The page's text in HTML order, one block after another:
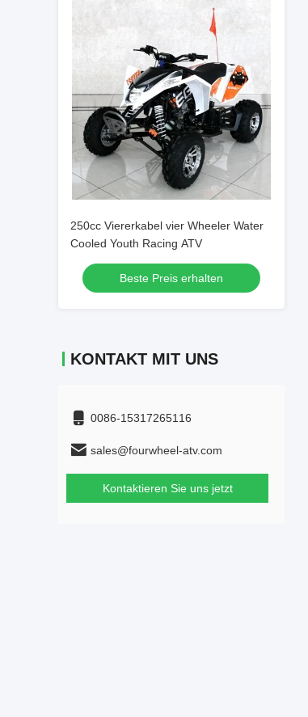
250cc Viererkabel vier Wheeler Water
Cooled Youth Racing ATV
Beste Preis erhalten
KONTAKT MIT UNS
0086-15317265116
sales@fourwheel-atv.com
Kontaktieren Sie uns jetzt